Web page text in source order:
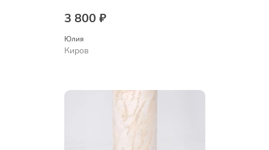
3 800 ₽
Юлия
Киров